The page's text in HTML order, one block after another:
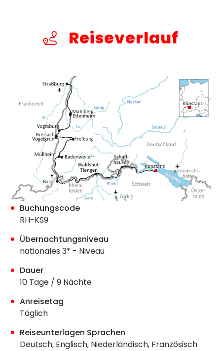
Reiseverlauf
Buchungscode
RH-KS9
Übernachtungsniveau
nationales 3* - Niveau
Dauer
10 Tage / 9 Nächte
Anreisetag
Täglich
Reiseunterlagen Sprachen
Deutsch, Englisch, Niederländisch, Französisch